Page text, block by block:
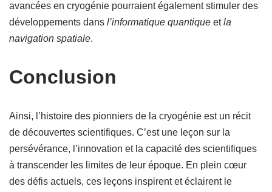
avancées en cryogénie pourraient également stimuler des
développements dans l’informatique quantique etla
navigation spatiale.
Conclusion
Ainsi, l’histoire des pionniers de la cryogénie est un récit
de découvertes scientifiques. C’est une leçon sur la
persévérance, l’innovation et la capacité des scientifiques
à transcender les limites de leur époque. En plein cœur
des défis actuels, ces leçons inspirent et éclairent le